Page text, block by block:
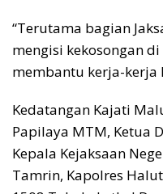
“Terutama bagian
mengisi kekosongan
membantu kerja-kerja
Kedatangan Kajati
Papilaya MTM, Ketua
Kepala Kejaksaan
Tamrin, Kapolres